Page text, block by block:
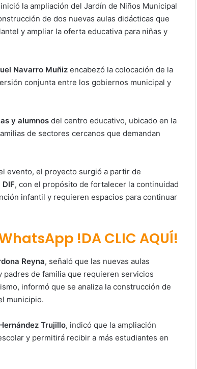
inició la ampliación del Jardín de Niños Municipal
de dos nuevas aulas didácticas que
y ampliar la oferta educativa para niñas y
Navarro Muñiz encabezó la colocación de la
conjunta entre los gobiernos municipal y
y alumnos del centro educativo, ubicado en la
de sectores cercanos que demandan
evento, el proyecto surgió a partir de
, con el propósito de fortalecer la continuidad
infantil y requieren espacios para continuar
!DA CLIC AQUÍ!
Reyna, señaló que las nuevas aulas
padres de familia que requieren servicios
informó que se analiza la construcción de
municipio.
Trujillo, indicó que la ampliación
y permitirá recibir a más estudiantes en